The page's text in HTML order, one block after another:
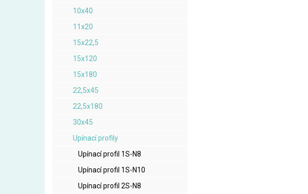
10x40
11x20
15x22,5
15x120
15x180
22,5x45
22,5x180
30x45
Upínací profily
Upínací profil 1S-N8
Upínací profil 1S-N10
Upínací profil 2S-N8